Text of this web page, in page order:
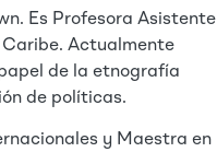
Es Profesora Asistente
Actualmente
de la etnografía
de políticas.
y Maestra en